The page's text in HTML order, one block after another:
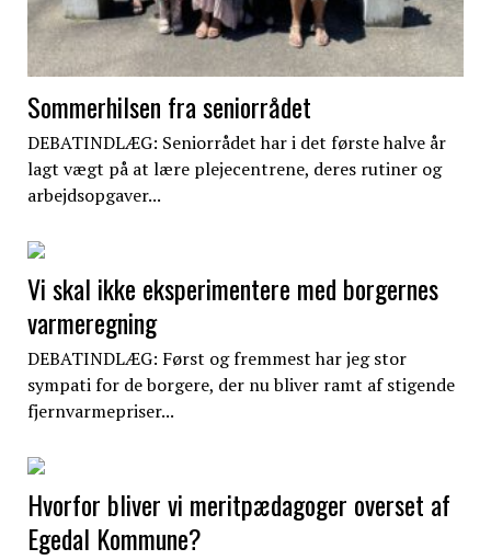
Sommerhilsen fra seniorrådet
DEBATINDLÆG: Seniorrådet har i det første halve år
lagt vægt på at lære plejecentrene, deres rutiner og
arbejdsopgaver...
Vi skal ikke eksperimentere med borgernes
varmeregning
DEBATINDLÆG: Først og fremmest har jeg stor
sympati for de borgere, der nu bliver ramt af stigende
fjernvarmepriser...
Hvorfor bliver vi meritpædagoger overset af
Egedal Kommune?